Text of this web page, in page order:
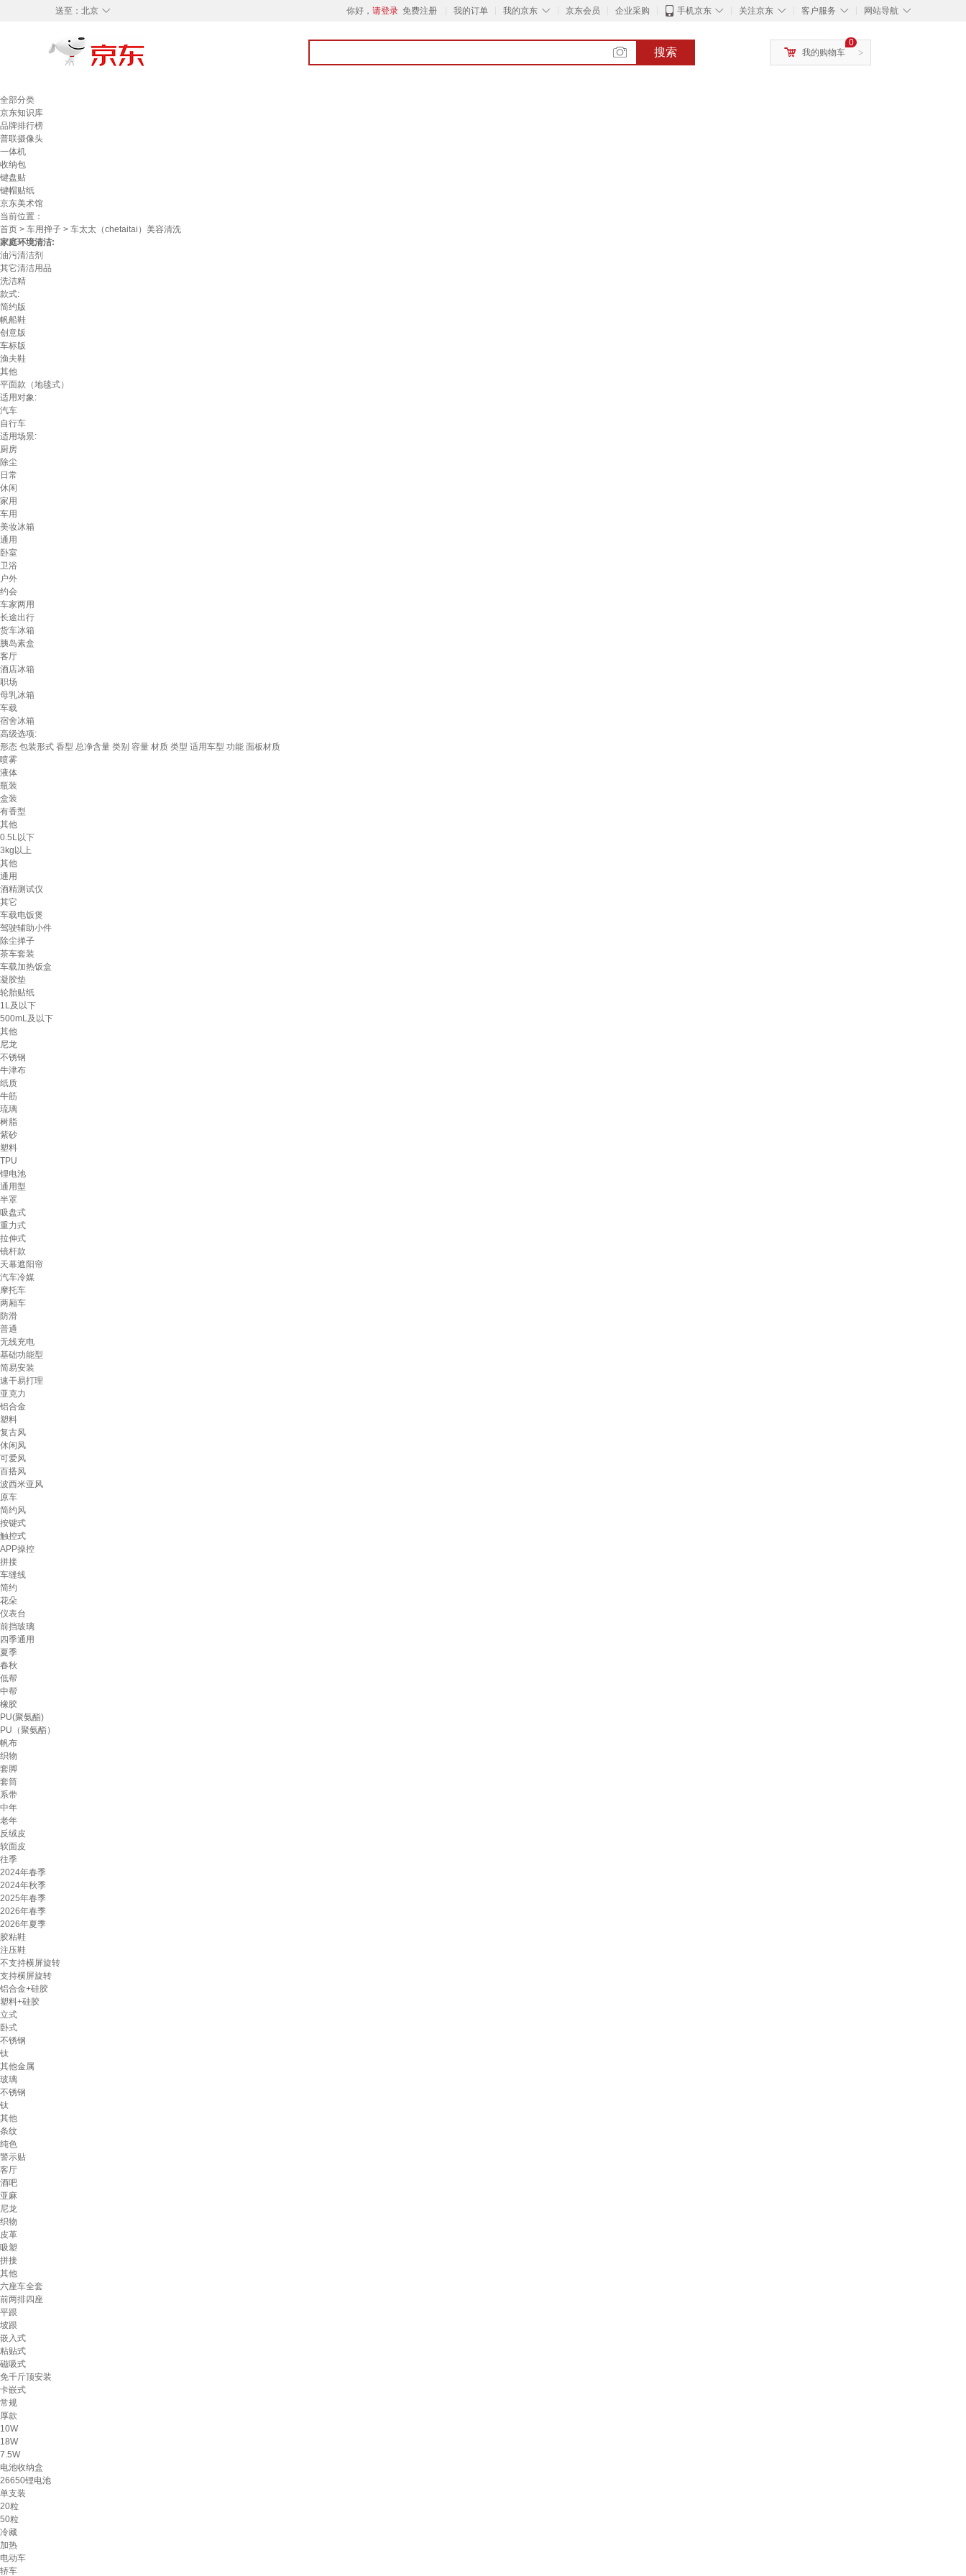
◇
送至： 北京 你好， 请登录 免费注册 我的订单 ◇
我的京东 京东会员 企业采购 ◇
手机京东 ◇
关注京东 ◇
客户服务 ◇
网站导航
搜索 >
0
我的购物车
全部分类
京东知识库
品牌排行榜
普联摄像头
一体机
收纳包
键盘贴
键帽贴纸
京东美术馆
当前位置：
首页 > 车用掸子 > 车太太（chetaitai）美容清洗
家庭环境清洁:
油污清洁剂
其它清洁用品
洗洁精
款式:
简约版
帆船鞋
创意版
车标版
渔夫鞋
其他
平面款（地毯式）
适用对象:
汽车
自行车
适用场景:
厨房
除尘
日常
休闲
家用
车用
美妆冰箱
通用
卧室
卫浴
户外
约会
车家两用
长途出行
货车冰箱
胰岛素盒
客厅
酒店冰箱
职场
母乳冰箱
车载
宿舍冰箱
高级选项:
形态 包装形式 香型 总净含量 类别 容量 材质 类型 适用车型 功能 面板材质
喷雾
液体
瓶装
盒装
有香型
其他
0.5L以下
3kg以上
其他
通用
酒精测试仪
其它
车载电饭煲
驾驶辅助小件
除尘掸子
茶车套装
车载加热饭盒
凝胶垫
轮胎贴纸
1L及以下
500mL及以下
其他
尼龙
不锈钢
牛津布
纸质
牛筋
琉璃
树脂
紫砂
塑料
TPU
锂电池
通用型
半罩
吸盘式
重力式
拉伸式
镜杆款
天幕遮阳帘
汽车冷媒
摩托车
两厢车
防滑
普通
无线充电
基础功能型
简易安装
速干易打理
亚克力
铝合金
塑料
复古风
休闲风
可爱风
百搭风
波西米亚风
原车
简约风
按键式
触控式
APP操控
拼接
车缝线
简约
花朵
仪表台
前挡玻璃
四季通用
夏季
春秋
低帮
中帮
橡胶
PU(聚氨酯)
PU（聚氨酯）
帆布
织物
套脚
套筒
系带
中年
老年
反绒皮
软面皮
往季
2024年春季
2024年秋季
2025年春季
2026年春季
2026年夏季
胶粘鞋
注压鞋
不支持横屏旋转
支持横屏旋转
铝合金+硅胶
塑料+硅胶
立式
卧式
不锈钢
钛
其他金属
玻璃
不锈钢
钛
其他
条纹
纯色
警示贴
客厅
酒吧
亚麻
尼龙
织物
皮革
吸塑
拼接
其他
六座车全套
前两排四座
平跟
坡跟
嵌入式
粘贴式
磁吸式
免千斤顶安装
卡嵌式
常规
厚款
10W
18W
7.5W
电池收纳盒
26650锂电池
单支装
20粒
50粒
冷藏
加热
电动车
轿车